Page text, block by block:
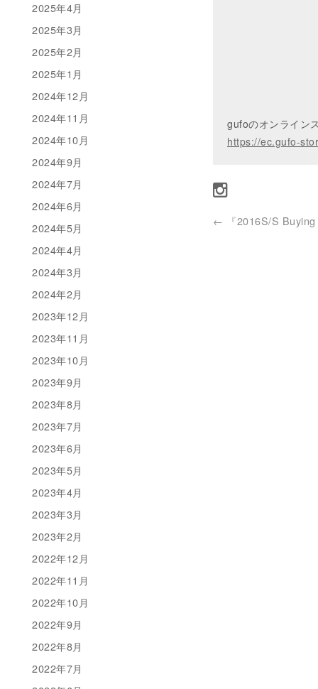
gufoのオンライン
https://ec.gufo-
← 『2016S/S
2025年4月
2025年3月
2025年2月
2025年1月
2024年12月
2024年11月
2024年10月
2024年9月
2024年7月
2024年6月
2024年5月
2024年4月
2024年3月
2024年2月
2023年12月
2023年11月
2023年10月
2023年9月
2023年8月
2023年7月
2023年6月
2023年5月
2023年4月
2023年3月
2023年2月
2022年12月
2022年11月
2022年10月
2022年9月
2022年8月
2022年7月